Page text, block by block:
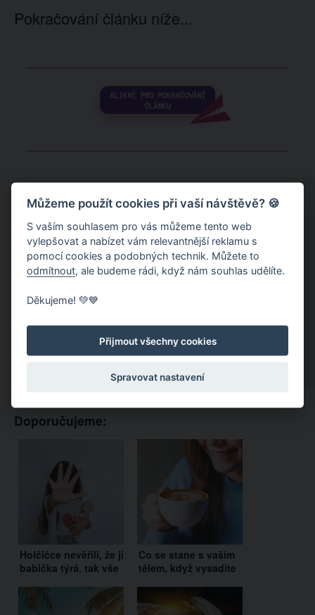
Pokračování článku níže...
Doporučujeme:
Holčičce nevěřili, že ji
babička týrá, tak vše
Tohle vám zatočí se
Co se stane s vaším
tělem, když vysadíte
Můžeme použít cookies při vaší návštěvě? 🍪
S vaším souhlasem pro vás můžeme tento web
vylepšovat a nabízet vám relevantnější reklamu s
pomocí cookies a podobných technik. Můžete to
odmítnout, ale budeme rádi, když nám souhlas udělíte.
Děkujeme! 💚💙
Přijmout všechny cookies
Spravovat nastavení